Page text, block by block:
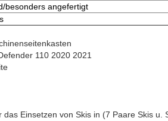
besonders angefertigt
110 2020 2021
Einsetzen von Skis in (7 Paare Skis u.